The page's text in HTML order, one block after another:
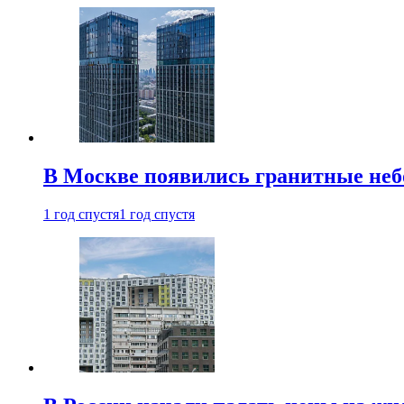
В Москве появились гранитные
1 год спустя1 год спустя